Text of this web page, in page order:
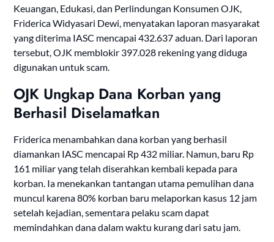
Keuangan, Edukasi, dan Perlindungan Konsumen OJK,
Friderica Widyasari Dewi, menyatakan laporan masyarakat
yang diterima IASC mencapai 432.637 aduan. Dari laporan
tersebut, OJK memblokir 397.028 rekening yang diduga
digunakan untuk scam.
OJK Ungkap Dana Korban yang
Berhasil Diselamatkan
Friderica menambahkan dana korban yang berhasil
diamankan IASC mencapai Rp 432 miliar. Namun, baru Rp
161 miliar yang telah diserahkan kembali kepada para
korban. Ia menekankan tantangan utama pemulihan dana
muncul karena 80% korban baru melaporkan kasus 12 jam
setelah kejadian, sementara pelaku scam dapat
memindahkan dana dalam waktu kurang dari satu jam.